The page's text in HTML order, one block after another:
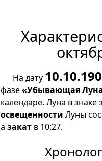
На дату
фазе«Убывающая
календаре. Луна в знаке
освещенности Луны
а закат в 10:27.